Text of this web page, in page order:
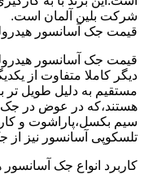
شرکت بلین آلمان است.
قیمت جک آسانسور
قیمت جک آسانسور
دیگر کاملا متفاوت از
مستقیم به دلیل طویل تر
هستند،که در عوض در
سیم بکسل،پاراشوت و
تلسکوپی آسانسور نیز
کاربرد انواع جک آسانسور